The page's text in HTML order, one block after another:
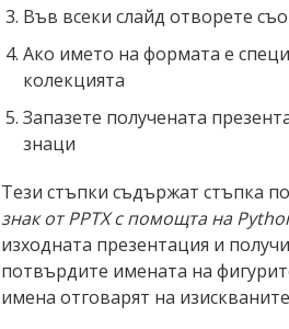
Във всеки слайд отворете
Ако името на формата е
колекцията
Запазете получената
знаци
Тези стъпки съдържат стъпка
знак от PPTX с помощта на
изходната презентация и
потвърдите имената на
имена отговарят на